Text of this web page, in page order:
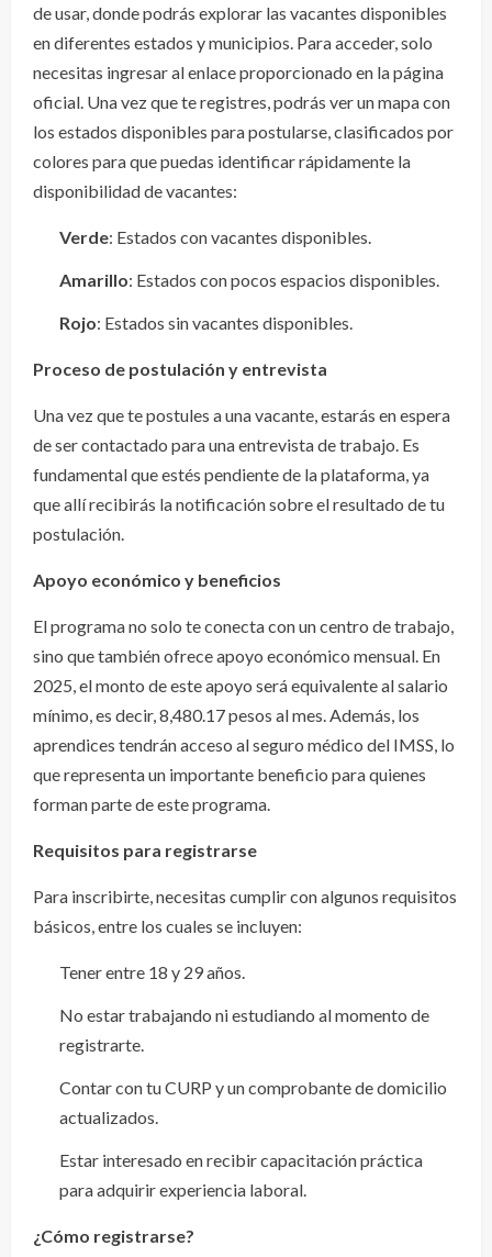
de usar, donde podrás explorar las vacantes disponibles
en diferentes estados y municipios. Para acceder, solo
necesitas ingresar al enlace proporcionado en la página
oficial. Una vez que te registres, podrás ver un mapa con
los estados disponibles para postularse, clasificados por
colores para que puedas identificar rápidamente la
disponibilidad de vacantes:
Verde: Estados con vacantes disponibles.
Amarillo: Estados con pocos espacios disponibles.
Rojo: Estados sin vacantes disponibles.
Proceso de postulación y entrevista
Una vez que te postules a una vacante, estarás en espera
de ser contactado para una entrevista de trabajo. Es
fundamental que estés pendiente de la plataforma, ya
que allí recibirás la notificación sobre el resultado de tu
postulación.
Apoyo económico y beneficios
El programa no solo te conecta con un centro de trabajo,
sino que también ofrece apoyo económico mensual. En
2025, el monto de este apoyo será equivalente al salario
mínimo, es decir, 8,480.17 pesos al mes. Además, los
aprendices tendrán acceso al seguro médico del IMSS, lo
que representa un importante beneficio para quienes
forman parte de este programa.
Requisitos para registrarse
Para inscribirte, necesitas cumplir con algunos requisitos
básicos, entre los cuales se incluyen:
Tener entre 18 y 29 años.
No estar trabajando ni estudiando al momento de
registrarte.
Contar con tu CURP y un comprobante de domicilio
actualizados.
Estar interesado en recibir capacitación práctica
para adquirir experiencia laboral.
¿Cómo registrarse?